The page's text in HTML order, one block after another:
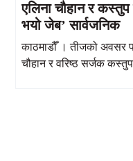
एलिना चौहान र
भयो जेब’ सार्वजनिक
काठमाडौँ । तीजको अवसर
चौहान र वरिष्ठ सर्जक